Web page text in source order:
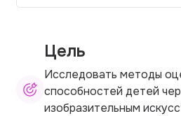
Цель
Исследовать методы
способностей детей
изобразительным